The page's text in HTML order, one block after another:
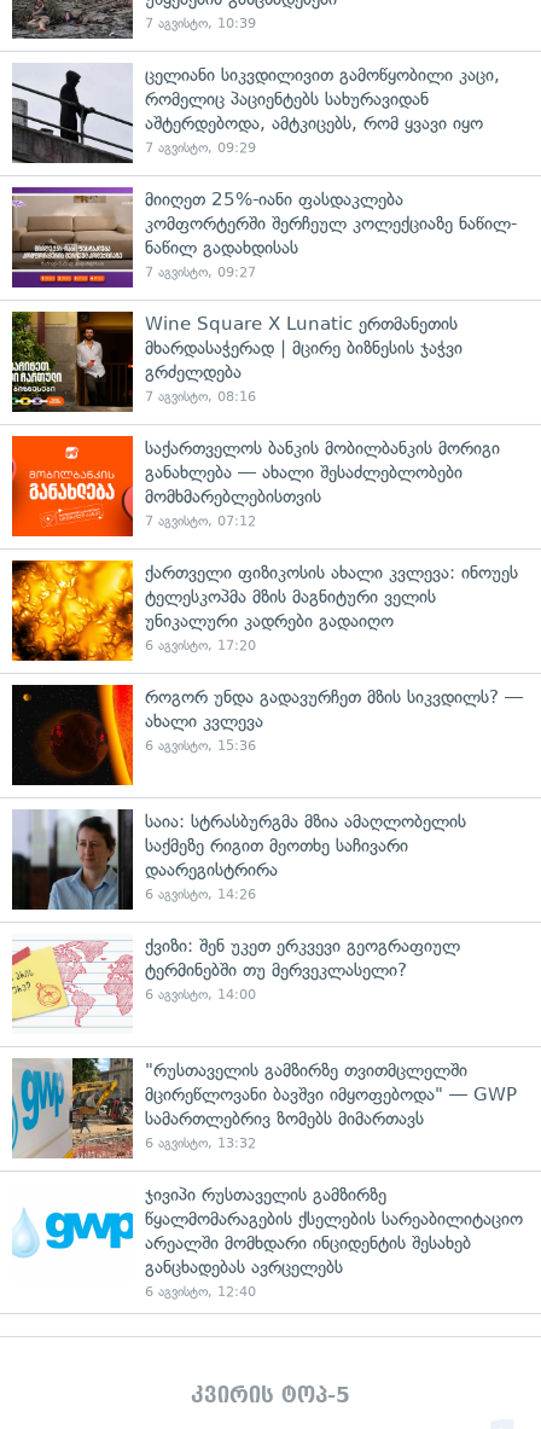
7 აგვისტო, 10:39
ცელიანი სიკვდილივით გამოწყობილი კაცი,
რომელიც პაციენტებს სახურავიდან
აშტერდებოდა, ამტკიცებს, რომ ყვავი იყო
7 აგვისტო, 09:29
მიიღეთ 25%-იანი ფასდაკლება
კომფორტერში შერჩეულ კოლექციაზე ნაწილ-
ნაწილ გადახდისას
7 აგვისტო, 09:27
Wine Square X Lunatic ერთმანეთის
მხარდასაჭერად | მცირე ბიზნესის ჯაჭვი
გრძელდება
7 აგვისტო, 08:16
საქართველოს ბანკის მობილბანკის მორიგი
განახლება — ახალი შესაძლებლობები
მომხმარებლებისთვის
7 აგვისტო, 07:12
ქართველი ფიზიკოსის ახალი კვლევა: ინოუეს
ტელესკოპმა მზის მაგნიტური ველის
უნიკალური კადრები გადაიღო
6 აგვისტო, 17:20
როგორ უნდა გადავურჩეთ მზის სიკვდილს? —
ახალი კვლევა
6 აგვისტო, 15:36
საია: სტრასბურგმა მზია ამაღლობელის
საქმეზე რიგით მეოთხე საჩივარი
დაარეგისტრირა
6 აგვისტო, 14:26
ქვიზი: შენ უკეთ ერკვევი გეოგრაფიულ
ტერმინებში თუ მერვეკლასელი?
6 აგვისტო, 14:00
"რუსთაველის გამზირზე თვითმცლელში
მცირეწლოვანი ბავშვი იმყოფებოდა" — GWP
სამართლებრივ ზომებს მიმართავს
6 აგვისტო, 13:32
ჯივიპი რუსთაველის გამზირზე
წყალმომარაგების ქსელების სარეაბილიტაციო
არეალში მომხდარი ინციდენტის შესახებ
განცხადებას ავრცელებს
6 აგვისტო, 12:40
კვირის ტოპ-5